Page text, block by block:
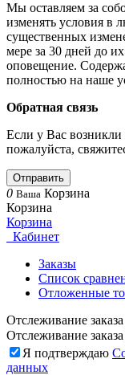
Мы оставляем за
изменять условия в
существенных
мере за 30 дней до
оповещение.
полностью на наше
Обратная связь
Если у Вас
пожалуйста,
Отправить
0 Ваша Корзина
Корзина
Корзина
Кабинет
Заказы
Список
Отложенные
Отслеживание заказа
Отслеживание заказа
Я подтверждаю
данных